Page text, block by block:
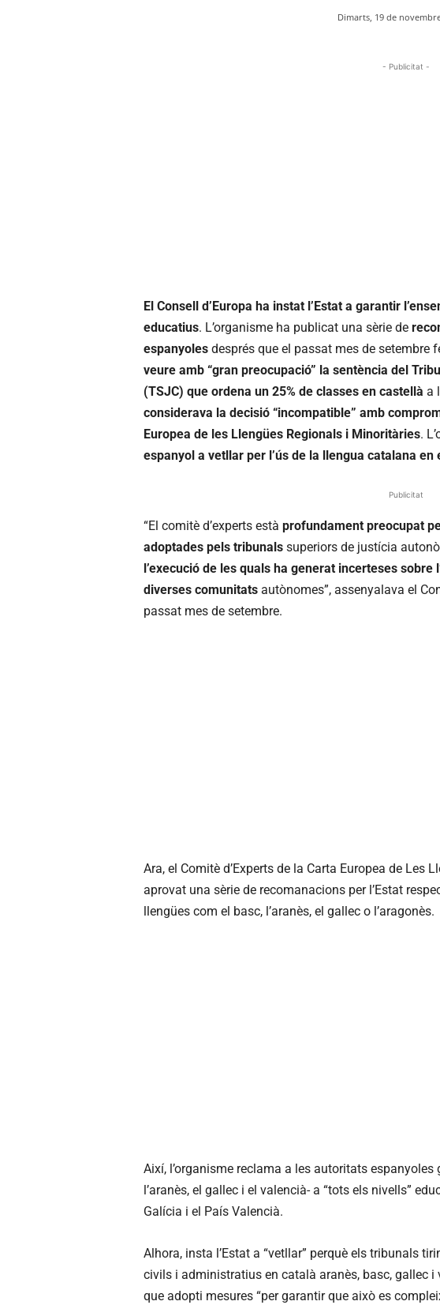
Dimarts, 19 de
- Publicitat -
El Consell d’Europa ha instat l’Estat a garantir
educatius. L’organisme ha publicat una sèrie de
espanyoles després que el passat mes de setembre
veure amb “gran preocupació” la sentència del
(TSJC) que ordena un 25% de classes en castellà a
considerava la decisió “incompatible” amb
Europea de les Llengües Regionals i Minoritàries.
espanyol a vetllar per l’ús de la llengua catalana
Publicitat
“El comitè d’experts està profundament preocupat
adoptades pels tribunals superiors de justícia
l’execució de les quals ha generat incerteses sobre
diverses comunitats autònomes”, assenyalava el
passat mes de setembre.
Ara, el Comitè d’Experts de la Carta Europea de Les
aprovat una sèrie de recomanacions per l’Estat
llengües com el basc, l’aranès, el gallec o l’aragonès.
Així, l’organisme reclama a les autoritats
l’aranès, el gallec i el valencià- a “tots els nivells”
Galícia i el País Valencià.
Alhora, insta l’Estat a “vetllar” perquè els tribunals
civils i administratius en català aranès, basc, gallec
que adopti mesures “per garantir que això es